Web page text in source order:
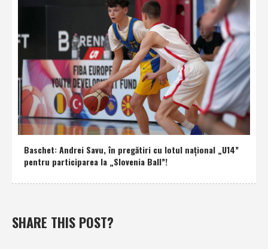
Baschet: Andrei Savu, în pregătiri cu lotul naţional „U14”
pentru participarea la „Slovenia Ball”!
SHARE THIS POST?